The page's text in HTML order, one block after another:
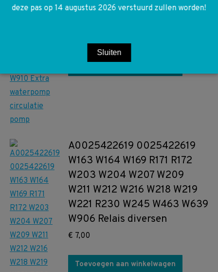
W906 W907 W910 Extra
A0025422619 0025422619
W163 W164 W169 R171 R172
W203 W204 W207 W209
W211 W212 W216 W218 W219
W221 R230 W245 W463 W639
W906 Relais diversen
€ 7,00
Toevoegen aan winkelwagen
deze pas op 14 augustus 2026 verstuurd zullen worden!
Sluiten